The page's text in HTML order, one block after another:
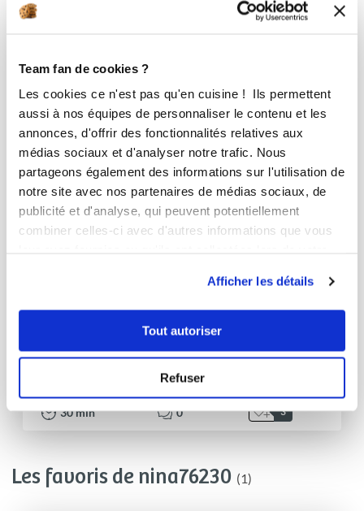
Team fan de cookies ?
Les cookies ce n'est pas qu'en cuisine ! Ils permettent
aussi à nos équipes de personnaliser le contenu et les
annonces, d'offrir des fonctionnalités relatives aux
médias sociaux et d'analyser notre trafic. Nous
partageons également des informations sur l'utilisation de
notre site avec nos partenaires de médias sociaux, de
publicité et d'analyse, qui peuvent potentiellement
combiner celles-ci avec d'autres informations que vous
Afficher les détails
Tout autoriser
Refuser
nina76230
Penne et boulette à la sauce tomate
Aucune note
30min 0 3
Les favoris de nina76230 (1)